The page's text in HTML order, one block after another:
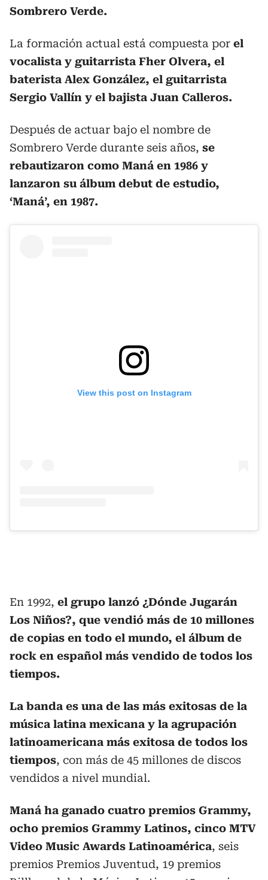
Sombrero Verde.
La formación actual está compuesta por el
vocalista y guitarrista Fher Olvera, el
baterista Alex González, el guitarrista
Sergio Vallín y el bajista Juan Calleros.
Después de actuar bajo el nombre de
Sombrero Verde durante seis años, se
rebautizaron como Maná en 1986 y
lanzaron su álbum debut de estudio,
‘Maná’, en 1987.
View this post on Instagram
En 1992, el grupo lanzó ¿Dónde Jugarán
Los Niños?, que vendió más de 10 millones
de copias en todo el mundo, el álbum de
rock en español más vendido de todos los
tiempos.
La banda es una de las más exitosas de la
música latina mexicana y la agrupación
latinoamericana más exitosa de todos los
tiempos, con más de 45 millones de discos
vendidos a nivel mundial.
Maná ha ganado cuatro premios Grammy,
ocho premios Grammy Latinos, cinco MTV
Video Music Awards Latinoamérica, seis
premios Premios Juventud, 19 premios